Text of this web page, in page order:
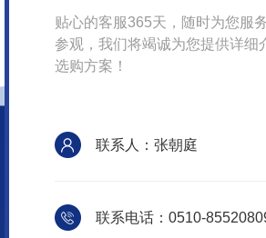
贴心的客服365天，随时为您服
参观，我们将竭诚为您提供详细
选购方案！
联系人：张朝庭
联系电话：0510-